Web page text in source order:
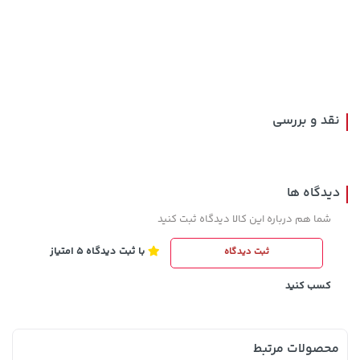
18,580,000 تومان خرید
نقد و بررسی
دیدگاه ها
شما هم درباره این کالا دیدگاه ثبت کنید
ثبت دیدگاه با ثبت دیدگاه 5 امتیاز
کسب کنید
محصولات مرتبط